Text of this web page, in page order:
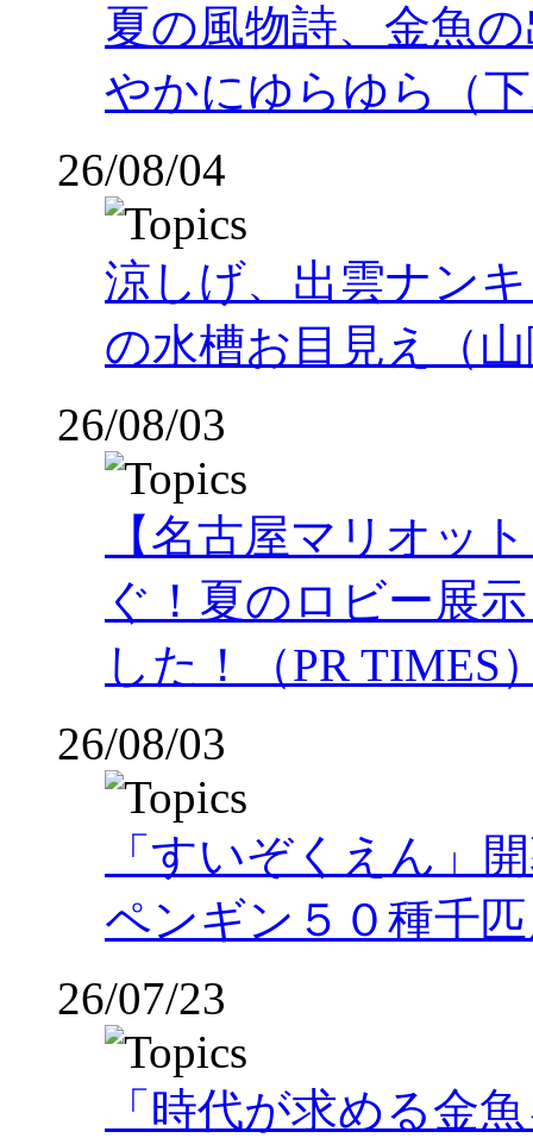
夏の風物詩、金魚
やかにゆらゆら（
26/08/04
涼しげ、出雲ナン
の水槽お目見え（
26/08/03
【名古屋マリオッ
ぐ！夏のロビー展
した！（PR TIMES
26/08/03
「すいぞくえん」
ペンギン５０種千
26/07/23
「時代が求める金